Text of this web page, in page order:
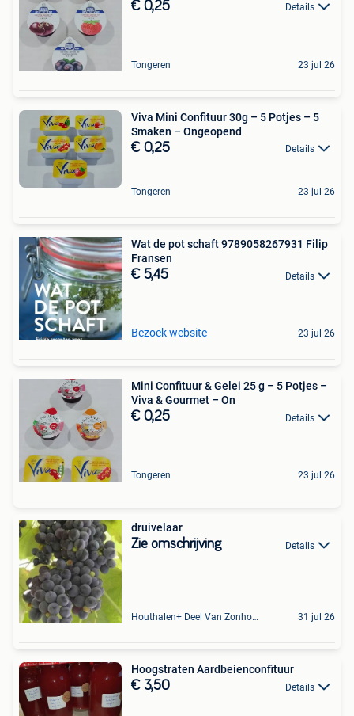
€ 0,25 Details
Tongeren 23 jul 26
Viva Mini Confituur 30g – 5 Potjes – 5
Smaken – Ongeopend
€ 0,25 Details
Tongeren 23 jul 26
Wat de pot schaft 9789058267931 Filip
Fransen
€ 5,45 Details
Bezoek website 23 jul 26
Mini Confituur & Gelei 25 g – 5 Potjes –
Viva & Gourmet – On
€ 0,25 Details
Tongeren 23 jul 26
druivelaar
Zie omschrijving Details
Houthalen+ Deel Van Zonhoven En Zolder 31 jul 26
Hoogstraten Aardbeienconfituur
€ 3,50 Details